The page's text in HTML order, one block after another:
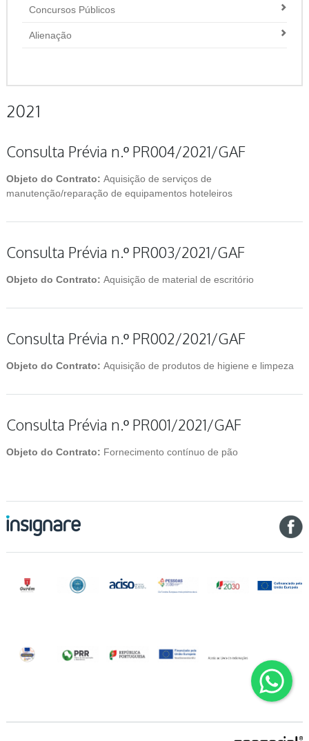
Concursos Públicos
Alienação
2021
Consulta Prévia n.º PR004/2021/GAF
Objeto do Contrato: Aquisição de serviços de
manutenção/reparação de equipamentos hoteleiros
Consulta Prévia n.º PR003/2021/GAF
Objeto do Contrato: Aquisição de material de escritório
Consulta Prévia n.º PR002/2021/GAF
Objeto do Contrato: Aquisição de produtos de higiene e limpeza
Consulta Prévia n.º PR001/2021/GAF
Objeto do Contrato: Fornecimento contínuo de pão